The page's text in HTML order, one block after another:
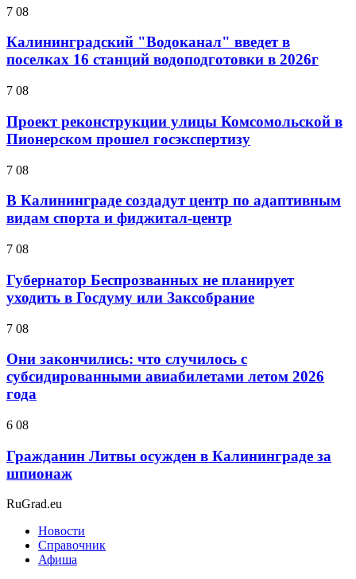
7 08
Калининградский "Водоканал" введет в
поселках 16 станций водоподготовки в 2026г
7 08
Проект реконструкции улицы Комсомольской в
Пионерском прошел госэкспертизу
7 08
В Калининграде создадут центр по адаптивным
видам спорта и фиджитал-центр
7 08
Губернатор Беспрозванных не планирует
уходить в Госдуму или Заксобрание
7 08
Они закончились: что случилось с
субсидированными авиабилетами летом 2026
года
6 08
Гражданин Литвы осужден в Калининграде за
шпионаж
RuGrad.eu
Новости
Справочник
Афиша